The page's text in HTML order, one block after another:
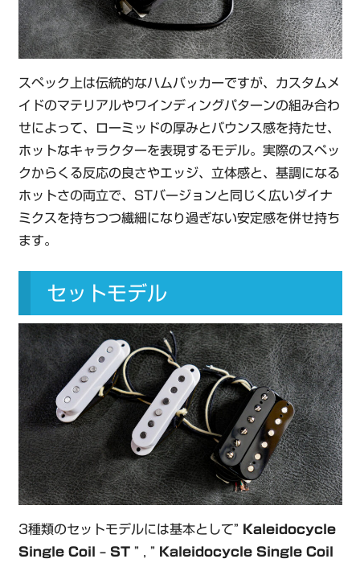
スペック上は伝統的なハムバッカーですが、カスタムメ
イドのマテリアルやワインディングパターンの組み合わ
せによって、ローミッドの厚みとバウンス感を持たせ、
ホットなキャラクターを表現するモデル。実際のスペッ
クからくる反応の良さやエッジ、立体感と、基調になる
ホットさの両立で、STバージョンと同じく広いダイナ
ミクスを持ちつつ繊細になり過ぎない安定感を併せ持ち
ます。
セットモデル
3種類のセットモデルには基本として” Kaleidocycle
Single Coil – ST” , ” Kaleidocycle Single Coil